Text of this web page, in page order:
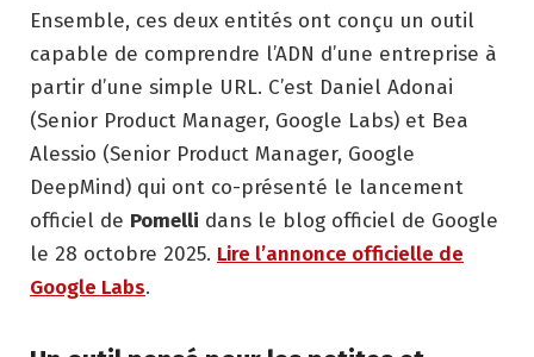
Ensemble, ces deux entités ont conçu un outil
capable de comprendre l’ADN d’une entreprise à
partir d’une simple URL. C’est Daniel Adonai
(Senior Product Manager, Google Labs) et Bea
Alessio (Senior Product Manager, Google
DeepMind) qui ont co-présenté le lancement
officiel de Pomelli dans le blog officiel de Google
le 28 octobre 2025. Lire l’annonce officielle de
Google Labs.